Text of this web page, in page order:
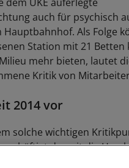
auch für psychisch
Hauptbahnhof. Als Folge
Station mit 21 Betten
mehr bieten, lautet
Kritik von
2014 vor
solche wichtigen
derzeit die